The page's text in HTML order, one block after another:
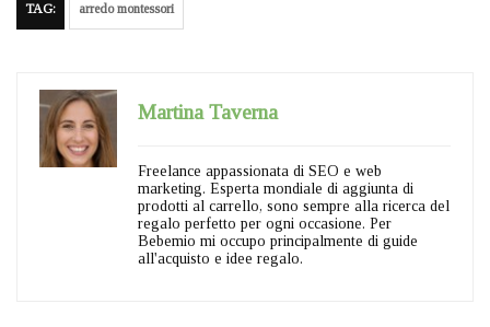
TAG: arredo montessori
Martina Taverna
Freelance appassionata di SEO e web
marketing. Esperta mondiale di aggiunta di
prodotti al carrello, sono sempre alla ricerca del
regalo perfetto per ogni occasione. Per
Bebemio mi occupo principalmente di guide
all'acquisto e idee regalo.